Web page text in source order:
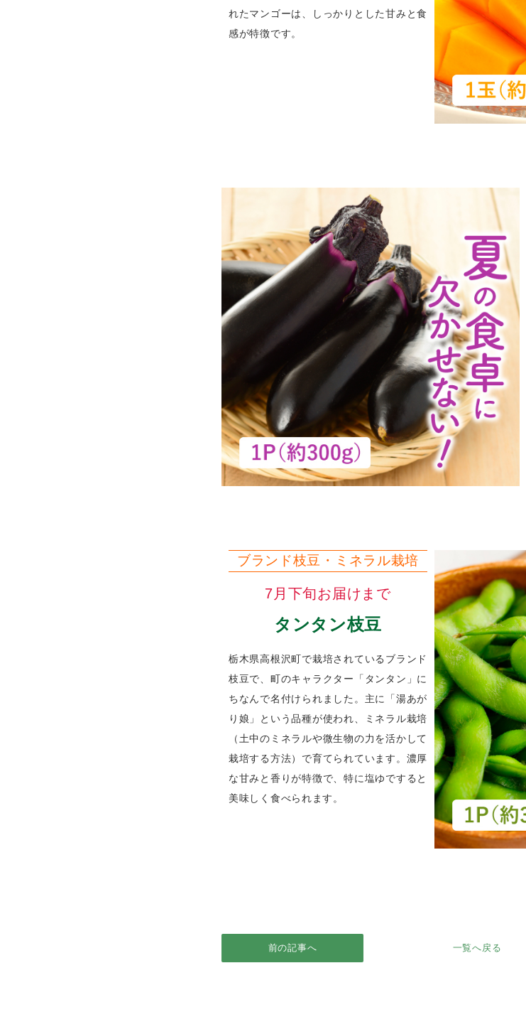
れたマンゴーは、しっかりとした甘みと食
感が特徴です。
ブランド枝豆・ミネラル栽培
7月下旬お届けまで
タンタン枝豆
栃木県高根沢町で栽培されているブランド
枝豆で、町のキャラクター「タンタン」に
ちなんで名付けられました。主に「湯あが
り娘」という品種が使われ、ミネラル栽培
（土中のミネラルや微生物の力を活かして
栽培する方法）で育てられています。濃厚
な甘みと香りが特徴で、特に塩ゆですると
美味しく食べられます。
前の記事へ 一覧へ戻る